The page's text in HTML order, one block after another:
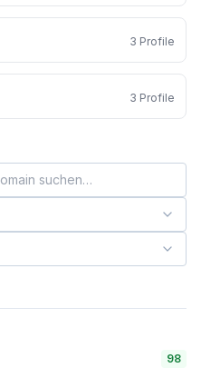
3 Profile
3 Profile
98